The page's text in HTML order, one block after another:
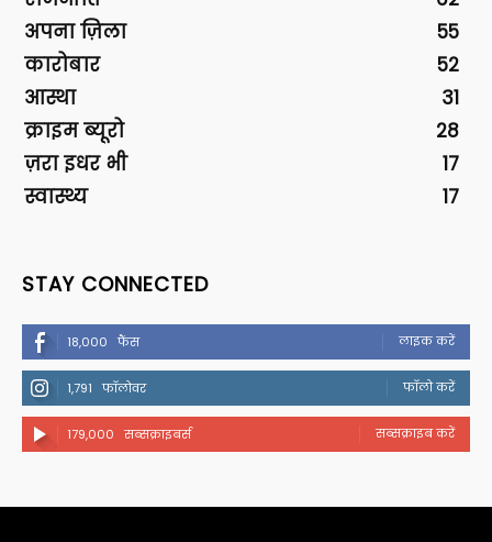
अपना ज़िला
55
कारोबार
52
आस्था
31
क्राइम ब्यूरो
28
ज़रा इधर भी
17
स्वास्थ्य
17
STAY CONNECTED
18,000 फैंस लाइक करें
1,791 फॉलोवर फॉलो करें
179,000 सब्सक्राइबर्स सब्सक्राइब करें